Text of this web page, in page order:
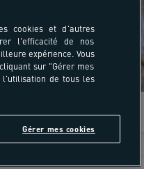
cookies et d'autres
l'efficacité de nos
expérience. Vous
sur "Gérer mes
l'utilisation de tous les
Gérer mes cookies